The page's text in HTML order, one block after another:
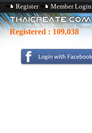
Register Member Login
Registered : 109,038